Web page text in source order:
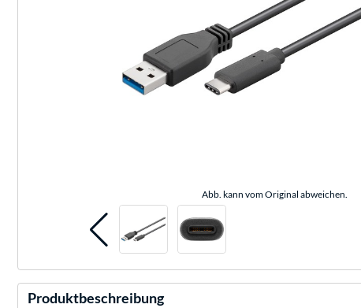
Abb. kann vom Original abweichen.
Produktbeschreibung